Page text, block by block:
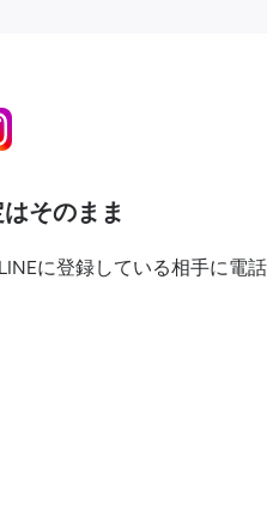
はそのまま
に登録している相手に電